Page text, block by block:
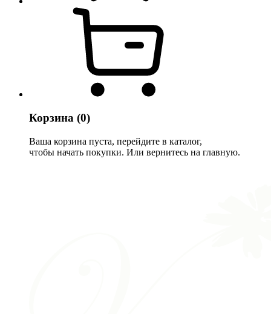
Корзина (0)
Ваша корзина пуста, перейдите в каталог,
чтобы начать покупки. Или вернитесь на главную.